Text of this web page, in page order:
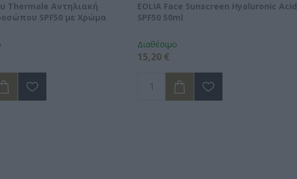
Thermale Αντηλιακή
SPF50 με Χρώμα
EOLIA Face Sunscreen Hyaluronic Acid
SPF50 50ml
Διαθέσιμο
15,20 €